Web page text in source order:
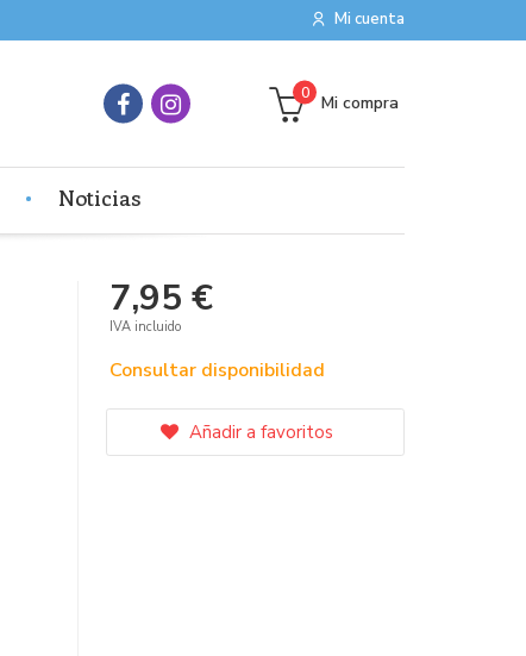
Mi cuenta
Mi compra
0
Noticias
7,95 €
IVA incluido
Consultar disponibilidad
Añadir a favoritos